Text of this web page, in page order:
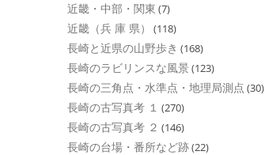
近畿・中部・関東 (7)
近畿（兵 庫 県） (118)
長崎と近県の山野歩き (168)
長崎のラビリンスな風景 (123)
長崎の三角点・水準点・地理局測点 (30)
長崎の古写真考 １ (270)
長崎の古写真考 ２ (146)
長崎の台場・番所など跡(22)